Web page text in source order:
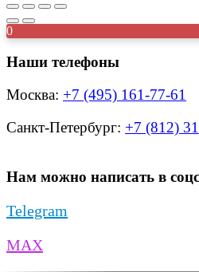
0
Наши телефоны
Москва: +7 (495) 161-77-61
Санкт-Петербург: +7 (812)
Нам можно написать в
Telegram
MAX